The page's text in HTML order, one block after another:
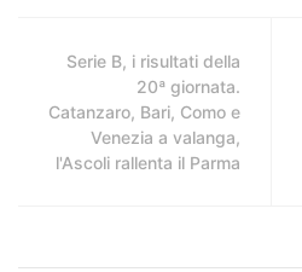
Serie B, i risultati della
20ª giornata.
Catanzaro, Bari, Como e
Venezia a valanga,
l'Ascoli rallenta il Parma